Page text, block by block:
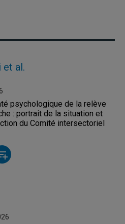
et al.
psychologique de la relève
: portrait de la situation et
du Comité intersectoriel